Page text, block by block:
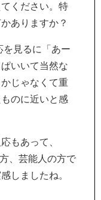
ください。特
ありますか？
を見るに「あー
いいて当然な
じゃなくて重
のに近いと感
もあって、
、芸能人の方で
しましたね。